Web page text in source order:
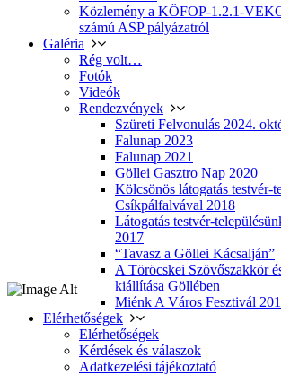
Közlemény a KÖFOP-1.2.1-
számú ASP pályázatról
Galéria
Rég volt…
Fotók
Videók
Rendezvények
Szüreti Felvonulás 2024.
Falunap 2023
Falunap 2021
Göllei Gasztro Nap 2020
Kölcsönös látogatás testvér-
Csíkpálfalvával 2018
Látogatás testvér-
2017
“Tavasz a Göllei Kácsalján”
A Töröcskei Szövőszakkör
kiállítása Göllében
Miénk A Város Fesztivál
Elérhetőségek
Elérhetőségek
Kérdések és válaszok
Adatkezelési tájékoztató